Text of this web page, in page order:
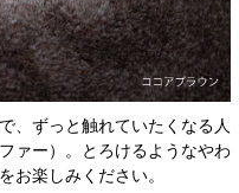
、ずっと触れていたくなる人
ァー）。とろけるようなやわ
お楽しみください。